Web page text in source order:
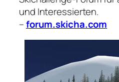
und Interessierten.
–forum.skicha.com